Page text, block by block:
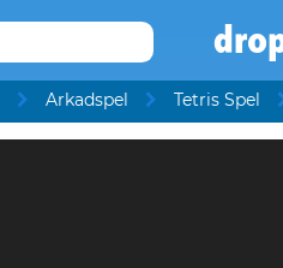
Arkadspel Tetris Spel